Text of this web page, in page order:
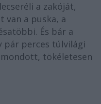
a zakóját,
van a puska, a
És bár a
pár perces túlvilági
tökéletesen